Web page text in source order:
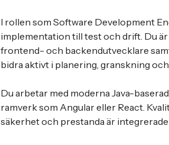
I rollen som Software Development
implementation till test och drift. Du
frontend- och backendutvecklare
bidra aktivt i planering, granskning
Du arbetar med moderna Java-
ramverk som Angular eller React.
säkerhet och prestanda är integrerade